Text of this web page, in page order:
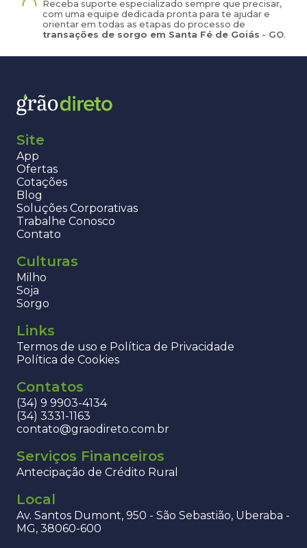
Receba suporte especializado sempre que precisar,
com uma equipe dedicada pronta para te ajudar e
orientar em todas as etapas do processo de
transações de sorgo em Santa Fé de Goiás - GO.
Site
App
Ofertas
Cotações
Blog
Soluções Corporativas
Trabalhe Conosco
Contato
Culturas
Milho
Soja
Sorgo
Links
Termos de uso e Política de Privacidade
Política de Cookies
Contatos
(34) 9 9903-4134
(34) 3331-1163
contato@graodireto.com.br
Serviços Financeiros
Antecipação de Crédito Rural
Local
Av. Santos Dumont, 950 - São Sebastião, Uberaba -
MG, 38060-600